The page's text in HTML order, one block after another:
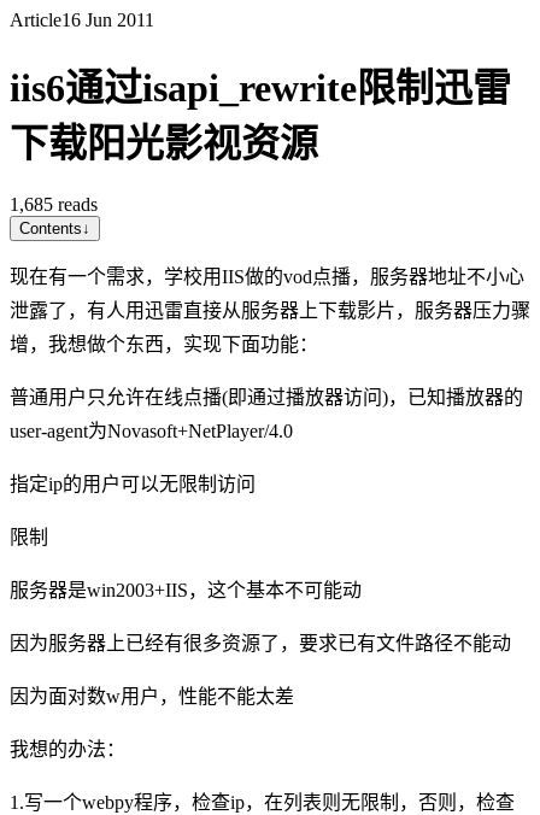
Article16 Jun 2011
iis6通过isapi_rewrite限制迅雷
下载阳光影视资源
1,685 reads
Contents↓
现在有一个需求，学校用IIS做的vod点播，服务器地址不小心
泄露了，有人用迅雷直接从服务器上下载影片，服务器压力骤
增，我想做个东西，实现下面功能：
普通用户只允许在线点播(即通过播放器访问)，已知播放器的
user-agent为Novasoft+NetPlayer/4.0
指定ip的用户可以无限制访问
限制
服务器是win2003+IIS，这个基本不可能动
因为服务器上已经有很多资源了，要求已有文件路径不能动
因为面对数w用户，性能不能太差
我想的办法：
1.写一个webpy程序，检查ip，在列表则无限制，否则，检查